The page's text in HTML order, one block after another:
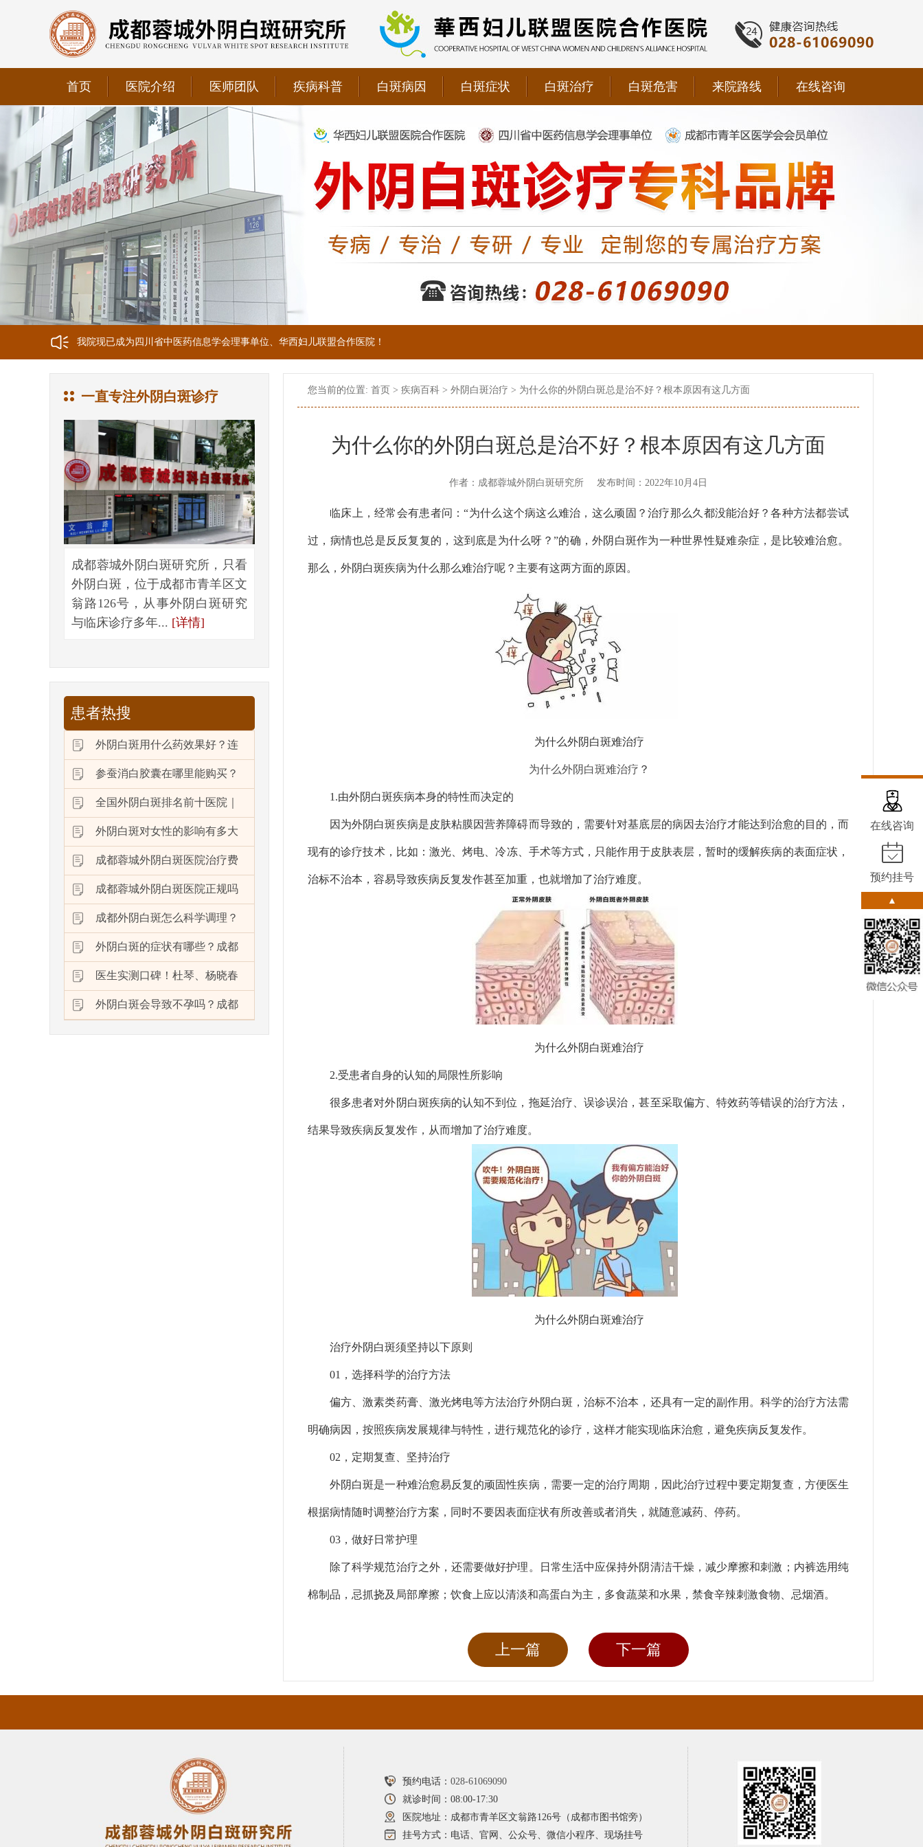
首页 医院介绍 医师团队 疾病科普 白斑病因 白斑症状 白斑治疗 白斑危害 来院路线 在线咨询
我院正式获选为四川省第二中医医院、成都第三人民医院双向转诊单位，强强联手为更多患者提供专业诊疗！
我院位于成都市青羊区文翁路126号，联系电话：028-61069090；警惕虚假广告，坚持正规医院就诊
我院现已成为四川省中医药信息学会理事单位、华西妇儿联盟合作医院！
我院正式获选为四川省第二中医医院、成都第三人民医院双向转诊单位，强强联手为更多患者提供专业诊疗！
我院位于成都市青羊区文翁路126号，联系电话：028-61069090；警惕虚假广告，坚持正规医院就诊
一直专注外阴白斑诊疗
成都蓉城外阴白斑研究所，只看
外阴白斑，位于成都市青羊区文
翁路126号，从事外阴白斑研究
与临床诊疗多年... [详情]
患者热搜
外阴白斑用什么药效果好？连
参蚕消白胶囊在哪里能购买？
全国外阴白斑排名前十医院｜
外阴白斑对女性的影响有多大
成都蓉城外阴白斑医院治疗费
成都蓉城外阴白斑医院正规吗
成都外阴白斑怎么科学调理？
外阴白斑的症状有哪些？成都
医生实测口碑！杜琴、杨晓春
外阴白斑会导致不孕吗？成都
您当前的位置: 首页 > 疾病百科 > 外阴白斑治疗 > 为什么你的外阴白斑总是治不好？根本原因有这几方面
为什么你的外阴白斑总是治不好？根本原因有这几方面
作者：成都蓉城外阴白斑研究所 发布时间：2022年10月4日
临床上，经常会有患者问：“为什么这个病这么难治，这么顽固？治疗那么久都没能治好？各种方法都尝试
过，病情也总是反反复复的，这到底是为什么呀？”的确，外阴白斑作为一种世界性疑难杂症，是比较难治愈。
那么，外阴白斑疾病为什么那么难治疗呢？主要有这两方面的原因。
为什么外阴白斑难治疗
为什么外阴白斑难治疗 ？
1.由外阴白斑疾病本身的特性而决定的
因为外阴白斑疾病是皮肤粘膜因营养障碍而导致的，需要针对基底层的病因去治疗才能达到治愈的目的，而
现有的诊疗技术，比如：激光、烤电、冷冻、手术等方式，只能作用于皮肤表层，暂时的缓解疾病的表面症状，
治标不治本，容易导致疾病反复发作甚至加重，也就增加了治疗难度。
为什么外阴白斑难治疗
2.受患者自身的认知的局限性所影响
很多患者对外阴白斑疾病的认知不到位，拖延治疗、误诊误治，甚至采取偏方、特效药等错误的治疗方法，
结果导致疾病反复发作，从而增加了治疗难度。
为什么外阴白斑难治疗
治疗外阴白斑须坚持以下原则
01，选择科学的治疗方法
偏方、激素类药膏、激光烤电等方法治疗外阴白斑，治标不治本，还具有一定的副作用。科学的治疗方法需
明确病因，按照疾病发展规律与特性，进行规范化的诊疗，这样才能实现临床治愈，避免疾病反复发作。
02，定期复查、坚持治疗
外阴白斑是一种难治愈易反复的顽固性疾病，需要一定的治疗周期，因此治疗过程中要定期复查，方便医生
根据病情随时调整治疗方案，同时不要因表面症状有所改善或者消失，就随意减药、停药。
03，做好日常护理
除了科学规范治疗之外，还需要做好护理。日常生活中应保持外阴清洁干燥，减少摩擦和刺激；内裤选用纯
棉制品，忌抓挠及局部摩擦；饮食上应以清淡和高蛋白为主，多食蔬菜和水果，禁食辛辣刺激食物、忌烟酒。
上一篇 下一篇
预约电话： 028-61069090
就诊时间：08:00-17:30
医院地址：成都市青羊区文翁路126号（成都市图书馆旁）
挂号方式：电话、官网、公众号、微信小程序、现场挂号
在线咨询
预约挂号
▲